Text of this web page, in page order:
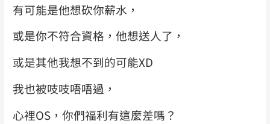
有可能是他想砍你薪水，
或是你不符合資格，他想送人了，
或是其他我想不到的可能XD
我也被吱吱唔唔過，
心裡OS，你們福利有這麼差嗎？